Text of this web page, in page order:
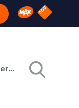
Omroep MAX
NPO
Registreren